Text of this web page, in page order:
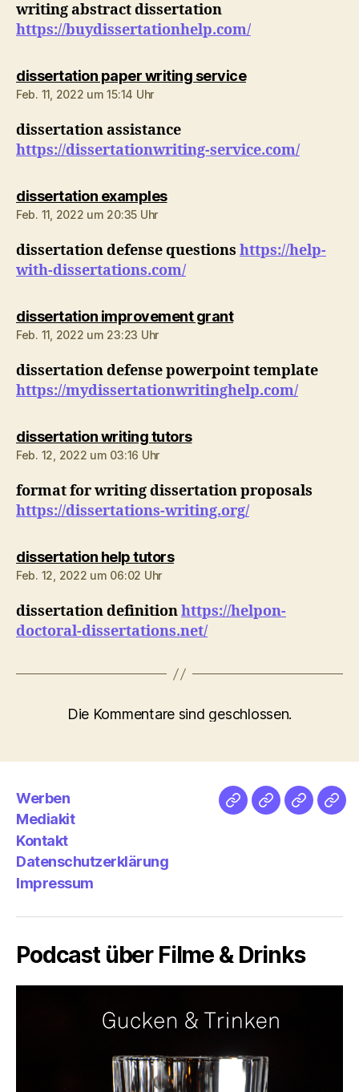
writing abstract dissertation
https://buydissertationhelp.com/
dissertation paper writing servicesagt:
Feb. 11, 2022 um 15:14 Uhr
dissertation assistance
https://dissertationwriting-service.com/
dissertation examplessagt:
Feb. 11, 2022 um 20:35 Uhr
dissertation defense questions https://help-
with-dissertations.com/
dissertation improvement grantsagt:
Feb. 11, 2022 um 23:23 Uhr
dissertation defense powerpoint template
https://mydissertationwritinghelp.com/
dissertation writing tutorssagt:
Feb. 12, 2022 um 03:16 Uhr
format for writing dissertation proposals
https://dissertations-writing.org/
dissertation help tutorssagt:
Feb. 12, 2022 um 06:02 Uhr
dissertation definitionhttps://helpon-
doctoral-dissertations.net/
Die Kommentare sind geschlossen.
Werben
Mediakit
Kontakt
Datenschutzerklärung
Impressum
NetzMedien
Podcast über Filme & Drinks